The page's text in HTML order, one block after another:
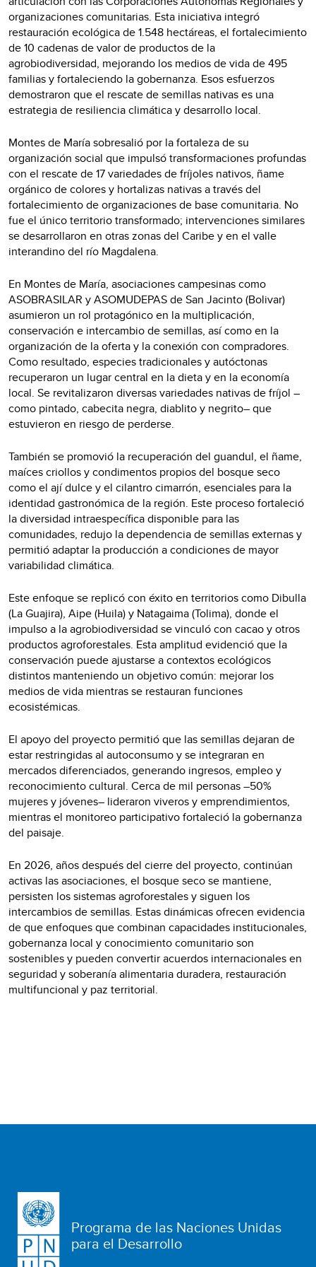
organizaciones comunitarias. Esta iniciativa integró
restauración ecológica de 1.548 hectáreas, el fortalecimiento
de 10 cadenas de valor de productos de la
agrobiodiversidad, mejorando los medios de vida de 495
familias y fortaleciendo la gobernanza. Esos esfuerzos
demostraron que el rescate de semillas nativas es una
estrategia de resiliencia climática y desarrollo local.
Montes de María sobresalió por la fortaleza de su
organización social que impulsó transformaciones profundas
con el rescate de 17 variedades de fríjoles nativos, ñame
orgánico de colores y hortalizas nativas a través del
fortalecimiento de organizaciones de base comunitaria. No
fue el único territorio transformado; intervenciones similares
se desarrollaron en otras zonas del Caribe y en el valle
interandino del río Magdalena.
En Montes de María, asociaciones campesinas como
ASOBRASILAR y ASOMUDEPAS de San Jacinto (Bolivar)
asumieron un rol protagónico en la multiplicación,
conservación e intercambio de semillas, así como en la
organización de la oferta y la conexión con compradores.
Como resultado, especies tradicionales y autóctonas
recuperaron un lugar central en la dieta y en la economía
local. Se revitalizaron diversas variedades nativas de fríjol –
como pintado, cabecita negra, diablito y negrito– que
estuvieron en riesgo de perderse.
También se promovió la recuperación del guandul, el ñame,
maíces criollos y condimentos propios del bosque seco
como el ají dulce y el cilantro cimarrón, esenciales para la
identidad gastronómica de la región. Este proceso fortaleció
la diversidad intraespecífica disponible para las
comunidades, redujo la dependencia de semillas externas y
permitió adaptar la producción a condiciones de mayor
variabilidad climática.
Este enfoque se replicó con éxito en territorios como Dibulla
(La Guajira), Aipe (Huila) y Natagaima (Tolima), donde el
impulso a la agrobiodiversidad se vinculó con cacao y otros
productos agroforestales. Esta amplitud evidenció que la
conservación puede ajustarse a contextos ecológicos
distintos manteniendo un objetivo común: mejorar los
medios de vida mientras se restauran funciones
ecosistémicas.
El apoyo del proyecto permitió que las semillas dejaran de
estar restringidas al autoconsumo y se integraran en
mercados diferenciados, generando ingresos, empleo y
reconocimiento cultural. Cerca de mil personas –50%
mujeres y jóvenes– lideraron viveros y emprendimientos,
mientras el monitoreo participativo fortaleció la gobernanza
del paisaje.
En 2026, años después del cierre del proyecto, continúan
activas las asociaciones, el bosque seco se mantiene,
persisten los sistemas agroforestales y siguen los
intercambios de semillas. Estas dinámicas ofrecen evidencia
de que enfoques que combinan capacidades institucionales,
gobernanza local y conocimiento comunitario son
sostenibles y pueden convertir acuerdos internacionales en
seguridad y soberanía alimentaria duradera, restauración
multifuncional y paz territorial.
Programa de las Naciones Unidas
para el Desarrollo